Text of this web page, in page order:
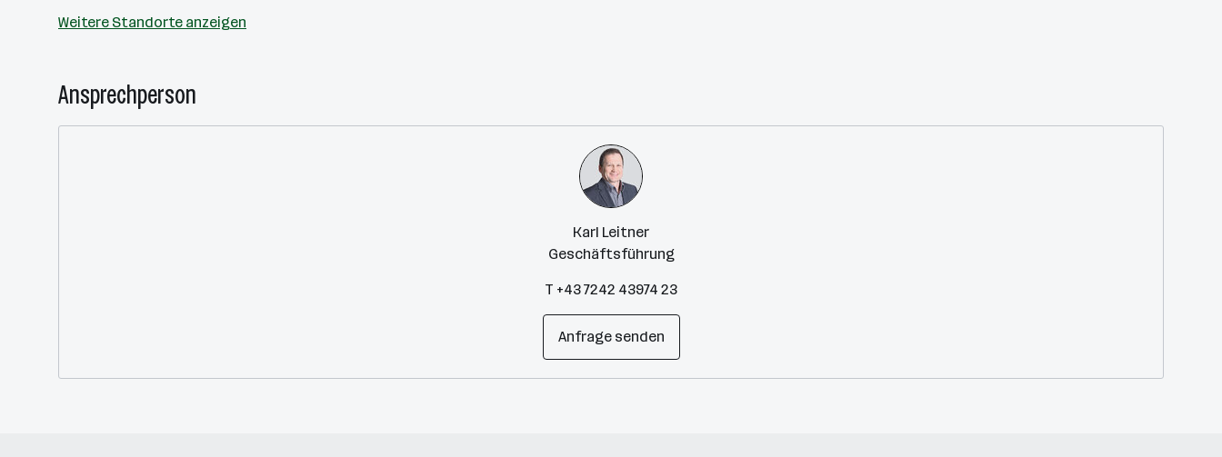
Weitere Standorte anzeigen
Ansprechperson
Karl Leitner
Geschäftsführung
T +43 7242 43974 23
Anfrage senden